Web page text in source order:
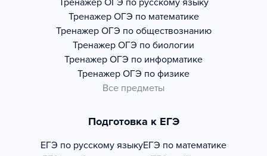
Тренажер ОГЭ по русскому языку
Тренажер ОГЭ по математике
Тренажер ОГЭ по обществознанию
Тренажер ОГЭ по биологии
Тренажер ОГЭ по информатике
Тренажер ОГЭ по физике
Все предметы
Подготовка к ЕГЭ
ЕГЭ по русскому языкуЕГЭ по математике